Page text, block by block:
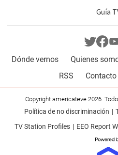
Guía
Dónde vernos Quienes
RSS
Contacto
Copyright americateve 2026.
Política de no discriminación
TV Station Profiles
EEO Report